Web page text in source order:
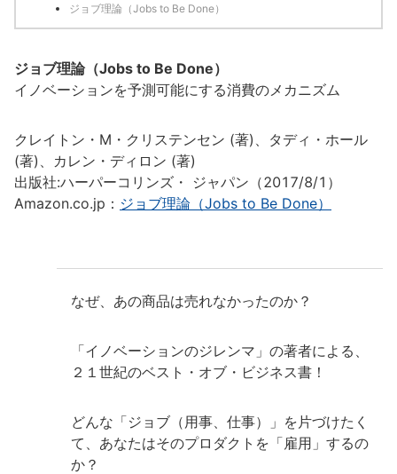
ジョブ理論（Jobs to Be Done）
ジョブ理論（Jobs to Be Done）
イノベーションを予測可能にする消費のメカニズム
クレイトン・M・クリステンセン (著)、タディ・ホール
(著)、カレン・ディロン (著)
出版社:ハーパーコリンズ・ ジャパン（2017/8/1）
Amazon.co.jp： ジョブ理論（Jobs to Be Done）
なぜ、あの商品は売れなかったのか？
「イノベーションのジレンマ」の著者による、
２１世紀のベスト・オブ・ビジネス書！
どんな「ジョブ（用事、仕事）」を片づけたく
て、あなたはそのプロダクトを「雇用」するの
か？